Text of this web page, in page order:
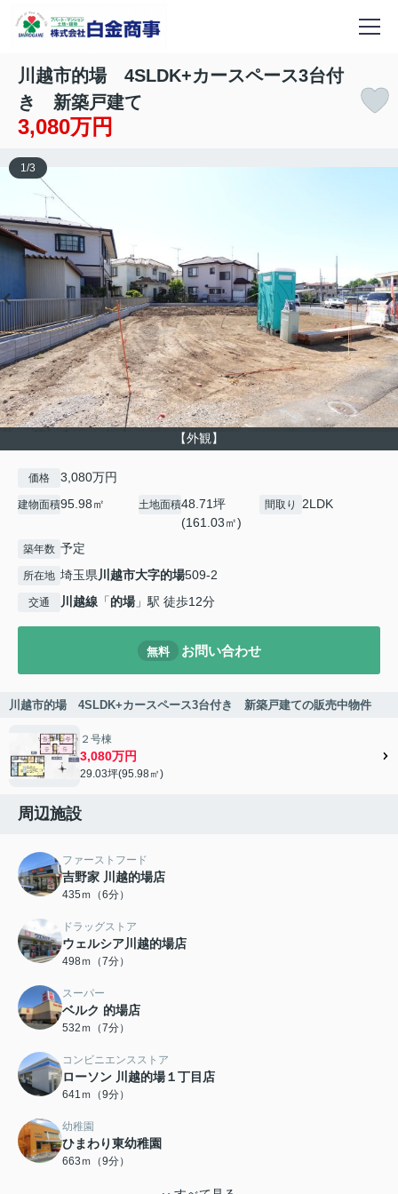
川越市的場 4SLDK+カースペース3台付
き 新築戸建て
3,080万円
【外観】
1 /3
価格 3,080万円
建物面積95.98㎡ 土地面積48.71坪
(161.03㎡)
間取り 2LDK
築年数 予定
所在地 埼玉県川越市大字的場509-2
交通 川越線 「的場」駅 徒歩12分
無料 お問い合わせ
川越市的場 4SLDK+カースペース3台付き 新築戸建ての販売中物件
２号棟
3,080万円
29.03坪(95.98㎡)
周辺施設
ファーストフード
吉野家 川越的場店
435ｍ（6分）
ドラッグストア
ウェルシア川越的場店
498ｍ（7分）
スーパー
ベルク 的場店
532ｍ（7分）
コンビニエンスストア
ローソン 川越的場１丁目店
641ｍ（9分）
幼稚園
ひまわり東幼稚園
663ｍ（9分）